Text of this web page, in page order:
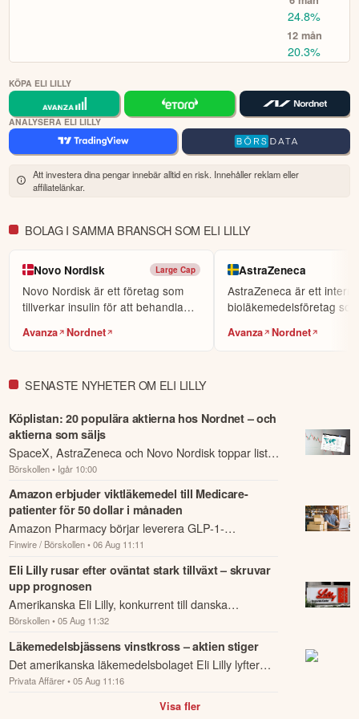
eToro är en investeringsplattform för flera tillgångsslag. Värdet på
dina investeringar kan gå upp eller ner. Du riskerar ditt kapital.
24.8%
12 mån
20.3%
KÖPA ELI LILLY
ANALYSERA ELI LILLY
Att investera dina pengar innebär alltid en risk. Innehåller reklam eller
affiliatelänkar.
BOLAG I SAMMA BRANSCH SOM ELI LILLY
Novo Nordisk Large Cap
Novo Nordisk är ett företag som
tillverkar insulin för att behandla
Avanza Nordnet
AstraZeneca
AstraZeneca är ett
bioläkemedelsföretag
Avanza Nordnet
SENASTE NYHETER OM ELI LILLY
Köplistan: 20 populära aktierna hos Nordnet – och
aktierna som säljs
SpaceX, AstraZeneca och Novo Nordisk toppar listan
över de mest köpta aktierna hos Nordnets kunder
denna vecka.
Börskollen • Igår 10:00
Amazon erbjuder viktläkemedel till Medicare-
patienter för 50 dollar i månaden
Amazon Pharmacy börjar leverera GLP-1-
läkemedlen Wegovy, Zepbound och Foundayo till
berättigade Medicare-patienter för 50 dollar i
månaden.
Finwire / Börskollen • 06 Aug 11:11
Eli Lilly rusar efter oväntat stark tillväxt – skruvar
upp prognosen
Amerikanska Eli Lilly, konkurrent till danska
bantningsjätten Novo Nordisk, ökade intäkterna med
48 procent under andra kvartalet och slog f...
Börskollen • 05 Aug 11:32
Läkemedelsbjässens vinstkross – aktien stiger
Det amerikanska läkemedelsbolaget Eli Lilly lyfter
efter sin rapport för det andra kvartalet.
Privata Affärer • 05 Aug 11:16
Visa fler